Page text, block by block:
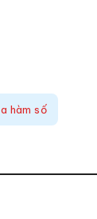
hàm số